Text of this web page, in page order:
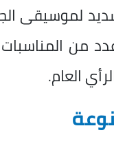
لموسيقى
من
العام.